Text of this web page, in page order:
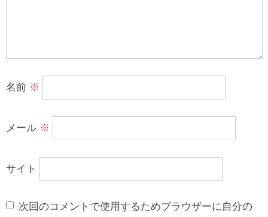
名前 ※
メール ※
サイト
次回のコメントで使用するためブラウザーに自分の